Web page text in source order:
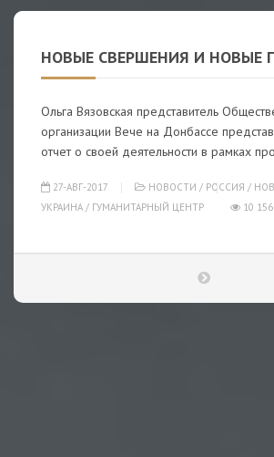
НОВЫЕ СВЕРШЕНИЯ И НОВЫЕ
Ольга Вязовская представитель
организации Вече на Донбассе
отчет о своей деятельности в рамках
27-АВГ-2017 НОВОСТИ / РОССИЯ /
УКРАИНА / ГУМАНИТАРНЫЙ ЦЕНТР 10 156